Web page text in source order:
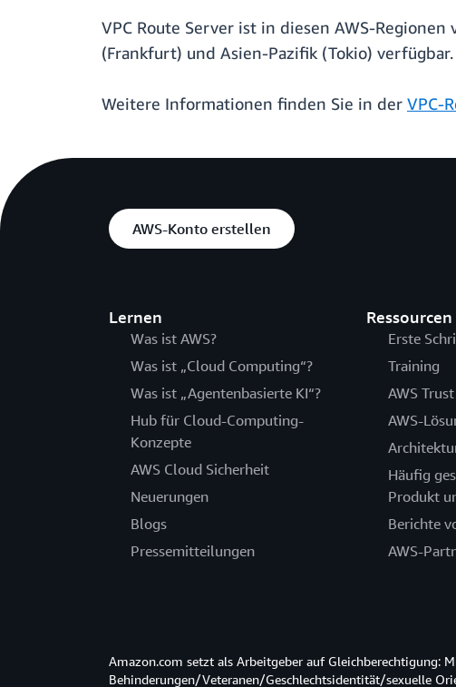
VPC Route Server ist in diesen AWS-
(Frankfurt) und Asien-Pazifik (Tokio) verfügbar.
Weitere Informationen finden Sie in der VPC-
AWS-Konto erstellen
Lernen
Was ist AWS?
Was ist „Cloud Computing“?
Was ist „Agentenbasierte KI“?
Hub für Cloud-Computing-
Konzepte
AWS Cloud Sicherheit
Neuerungen
Blogs
Pressemitteilungen
Ressourcen
Erste
Training
AWS
AWS-
Häufig
Produkt
Berichte
AWS-
Amazon.com setzt als Arbeitgeber auf Gleichberechtigung:
Behinderungen/Veteranen/Geschlechtsidentität/sexuelle